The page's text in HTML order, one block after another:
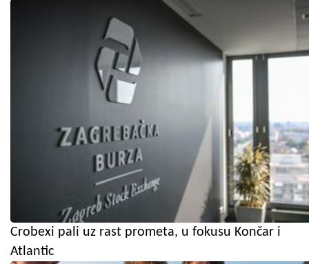
Crobexi pali uz rast prometa, u fokusu Končar i
Atlantic